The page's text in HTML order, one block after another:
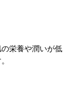
栄養や潤いが低